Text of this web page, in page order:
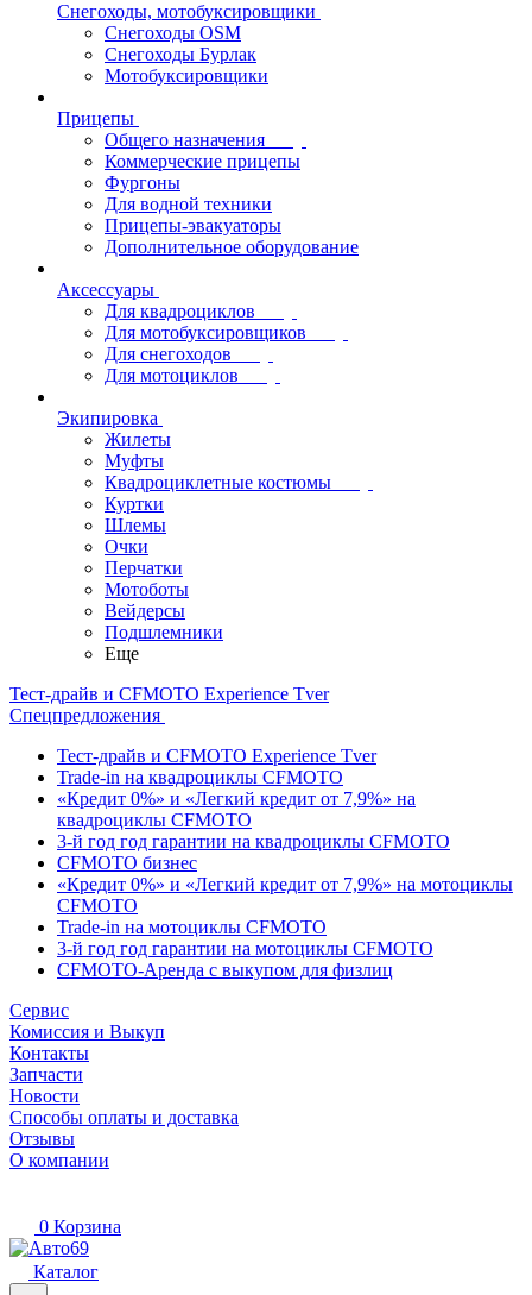
Снегоходы, мотобуксировщики
Снегоходы OSM
Снегоходы Бурлак
Мотобуксировщики
Прицепы
Общего назначения
Коммерческие прицепы
Фургоны
Для водной техники
Прицепы-эвакуаторы
Дополнительное оборудование
Аксессуары
Для квадроциклов
Для мотобуксировщиков
Для снегоходов
Для мотоциклов
Экипировка
Жилеты
Муфты
Квадроциклетные костюмы
Куртки
Шлемы
Очки
Перчатки
Мотоботы
Вейдерсы
Подшлемники
Еще
Тест-драйв и CFMOTO Experience Tver
Спецпредложения
Тест-драйв и CFMOTO Experience Tver
Trade-in на квадроциклы CFMOTO
«Кредит 0%» и «Легкий кредит от 7,9%» на
квадроциклы CFMOTO
3-й год год гарантии на квадроциклы CFMOTO
CFMOTO бизнес
«Кредит 0%» и «Легкий кредит от 7,9%» на мотоциклы
CFMOTO
Trade-in на мотоциклы CFMOTO
3-й год год гарантии на мотоциклы CFMOTO
CFMOTO-Аренда с выкупом для физлиц
Сервис
Комиссия и Выкуп
Контакты
Запчасти
Новости
Способы оплаты и доставка
Отзывы
О компании
0 Корзина
Каталог